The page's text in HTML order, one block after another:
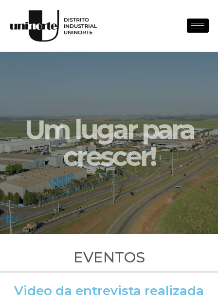
Um lugar para
crescer!
EVENTOS
Video da entrevista realizada